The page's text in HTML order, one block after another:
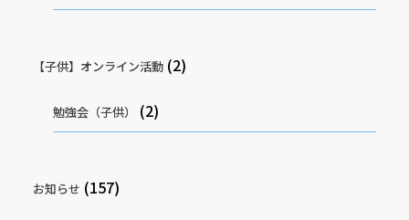
【子供】オンライン活動(2)
勉強会（子供） (2)
お知らせ (157)